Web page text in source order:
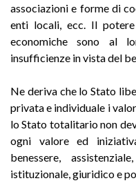
associazioni e forme di
enti locali, ecc. Il
economiche sono al
insufficienze in vista del
Ne deriva che lo Stato
privata e individuale i
lo Stato totalitario non
ogni valore ed
benessere,
istituzionale, giuridico e